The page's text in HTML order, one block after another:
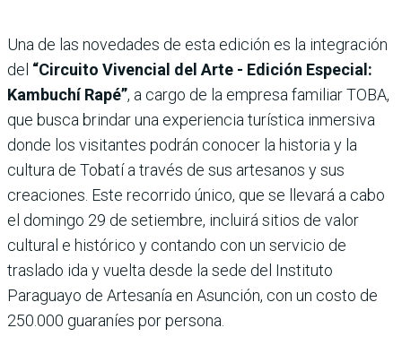
Una de las novedades de esta edición es la integración
del “Circuito Vivencial del Arte - Edición Especial:
Kambuchí Rapé”, a cargo de la empresa familiar TOBA,
que busca brindar una experiencia turística inmersiva
donde los visitantes podrán conocer la historia y la
cultura de Tobatí a través de sus artesanos y sus
creaciones. Este recorrido único, que se llevará a cabo
el domingo 29 de setiembre, incluirá sitios de valor
cultural e histórico y contando con un servicio de
traslado ida y vuelta desde la sede del Instituto
Paraguayo de Artesanía en Asunción, con un costo de
250.000 guaraníes por persona.